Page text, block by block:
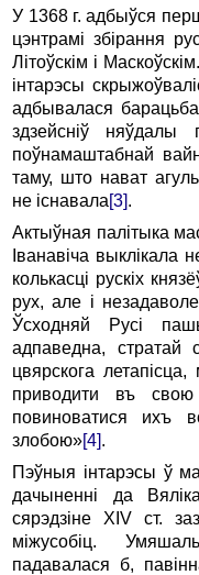
У 1368 г. адбыўся
цэнтрамі збірання
Літоўскім i
інтарэсы
адбывалася
здзейсніў
поўнамаштабнай
таму, што нават
не існавала[3].
Актыўная палітыка
Іванавіча выклікала
колькасці рускіх
рух, але i
Ўсходняй Русі
адпаведна, стратай
цвярскога
приводити въ
повиноватися ихъ
злобою»[4].
Пэўныя інтарэсы ў
дачыненні да
сярэдзіне XIV ст.
міжусобіц.
падавалася б,